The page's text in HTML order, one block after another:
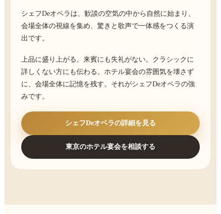
シェフDeオペラは、歓談の空気の中から自然に始まり、
会場全体の視線を集め、驚きと歌声で一体感をつくる演
出です。
上品に盛り上がる。来賓にも失礼がない。クラシックに
詳しくない方にも伝わる。ホテル宴会の雰囲気を壊さず
に、会場全体に記憶を残す。それがシェフDeオペラの強
みです。
シェフDeオペラの詳細を見る
東京のホテル宴会を相談する